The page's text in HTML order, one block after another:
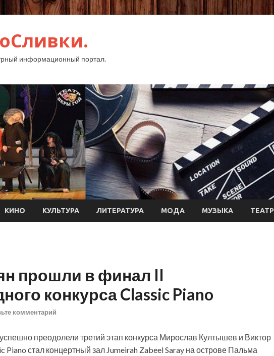
информационный портал.
КИНО КУЛЬТУРА ЛИТЕРАТУРА МОДА МУЗЫКА ТЕАТР
прошли в финал II
конкурса Classic Piano
комментарий
преодолели третий этап конкурса Мирослав Култышев и Виктор
стал концертный зал Jumeirah Zabeel Saray на острове Пальма